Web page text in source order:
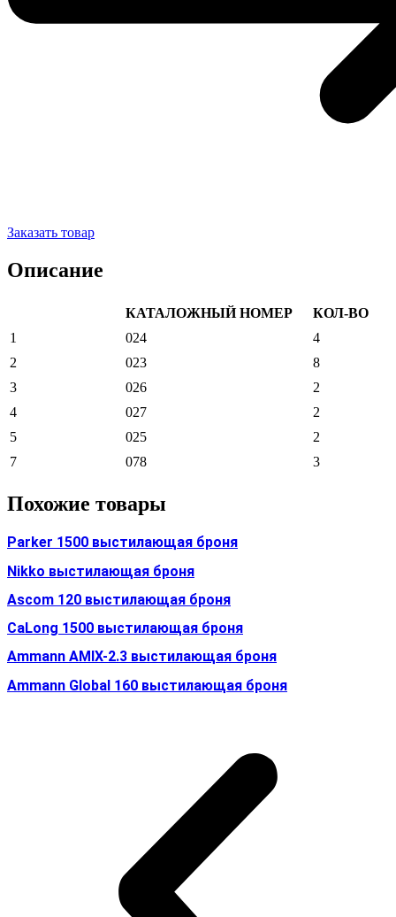
Заказать товар
Описание
КАТАЛОЖНЫЙ НОМЕР
КОЛ-ВО
1
024
4
2
023
8
3
026
2
4
027
2
5
025
2
7
078 3
Похожие товары
Parker 1500 выстилающая броня
Nikko выстилающая броня
Ascom 120 выстилающая броня
CaLong 1500 выстилающая броня
Ammann AMIX-2.3 выстилающая броня
Ammann Global 160 выстилающая броня